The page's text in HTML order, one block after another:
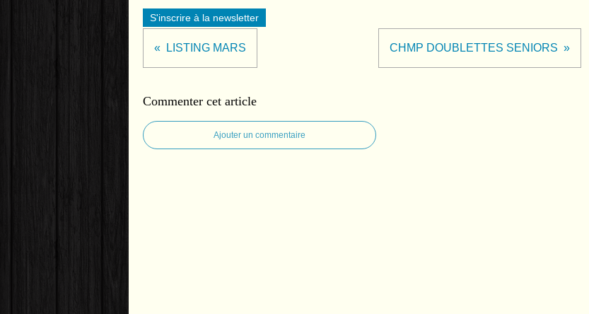
S'inscrire à la newsletter
LISTING MARS CHMP DOUBLETTES SENIORS
Commenter cet article
Ajouter un commentaire